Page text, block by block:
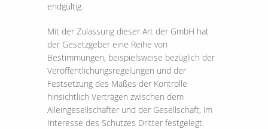
endgültig.
Mit der Zulassung dieser Art der GmbH hat
der Gesetzgeber eine Reihe von
Bestimmungen, beispielsweise bezüglich der
Veröffentlichungsregelungen und der
Festsetzung des Maßes der Kontrolle
hinsichtlich Verträgen zwischen dem
Alleingesellschafter und der Gesellschaft, im
Interesse des Schutzes Dritter festgelegt.